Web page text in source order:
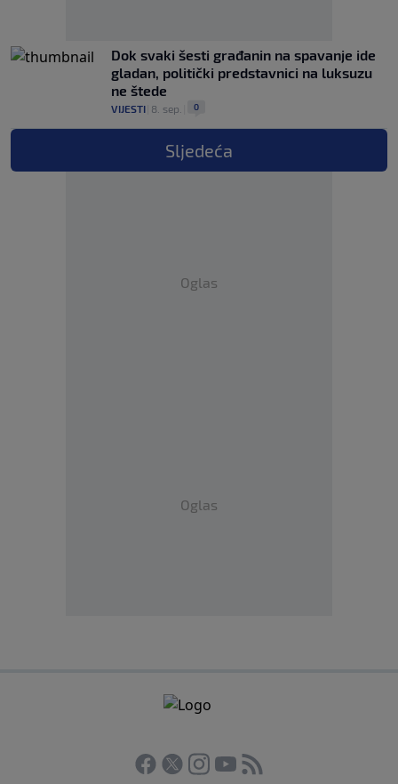
Dok svaki šesti građanin na spavanje ide
gladan, politički predstavnici na luksuzu
ne štede
VIJESTI 8. sep. 0
Sljedeća
Oglas
Oglas